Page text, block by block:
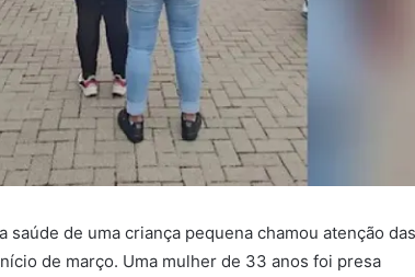
saúde de uma criança pequena chamou atenção das
de março. Uma mulher de 33 anos foi presa